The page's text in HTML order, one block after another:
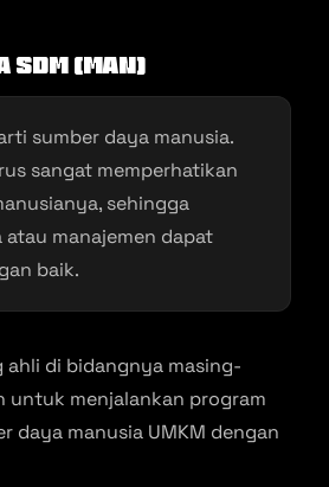
(Man)
sumber daya manusia.
sangat memperhatikan
sehingga
atau manajemen dapat
baik.
ahli di bidangnya masing-
untuk menjalankan program
daya manusia UMKM dengan